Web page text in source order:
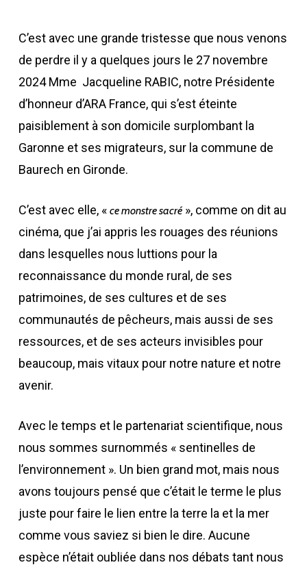
C’est avec une grande tristesse que nous venons
de perdre il y a quelques jours le 27 novembre
2024 Mme Jacqueline RABIC, notre Présidente
d’honneur d’ARA France, qui s’est éteinte
paisiblement à son domicile surplombant la
Garonne et ses migrateurs, sur la commune de
Baurech en Gironde.
C’est avec elle, « ce monstre sacré», comme on dit au
cinéma, que j’ai appris les rouages des réunions
dans lesquelles nous luttions pour la
reconnaissance du monde rural, de ses
patrimoines, de ses cultures et de ses
communautés de pêcheurs, mais aussi de ses
ressources, et de ses acteurs invisibles pour
beaucoup, mais vitaux pour notre nature et notre
avenir.
Avec le temps et le partenariat scientifique, nous
nous sommes surnommés « sentinelles de
l’environnement ». Un bien grand mot, mais nous
avons toujours pensé que c’était le terme le plus
juste pour faire le lien entre la terre la et la mer
comme vous saviez si bien le dire. Aucune
espèce n’était oubliée dans nos débats tant nous